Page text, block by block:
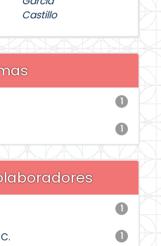
Castillo
1
1
1
1